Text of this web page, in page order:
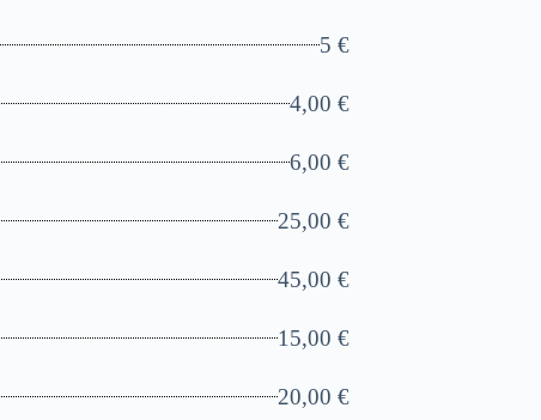
5 €
4,00 €
6,00 €
25,00 €
45,00 €
15,00 €
20,00 €